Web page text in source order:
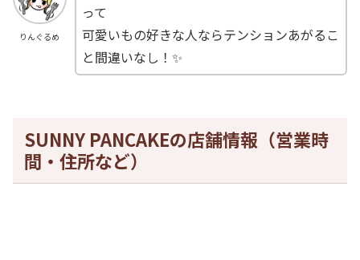
りんぐるめ
って
可愛いもの好きな人ならテンションあがるこ
と間違いなし！✨
SUNNY PANCAKEの店舗情報（営業時
間・住所など）